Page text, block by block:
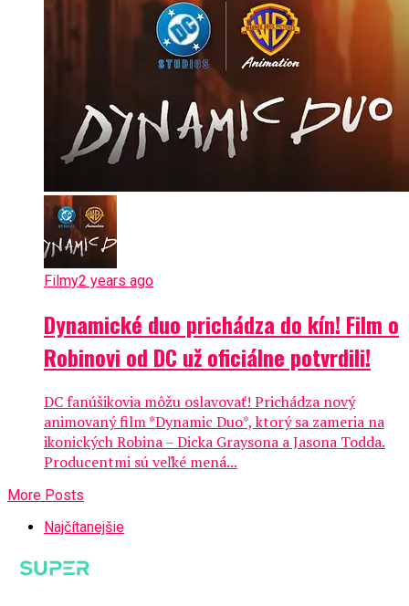
Filmy2 years ago
Dynamické duo prichádza do kín! Film o
Robinovi od DC už oficiálne potvrdili!
DC fanúšikovia môžu oslavovať! Prichádza nový
animovaný film *Dynamic Duo*, ktorý sa zameria na
ikonických Robina – Dicka Graysona a Jasona Todda.
Producentmi sú veľké mená...
More Posts
Najčítanejšie